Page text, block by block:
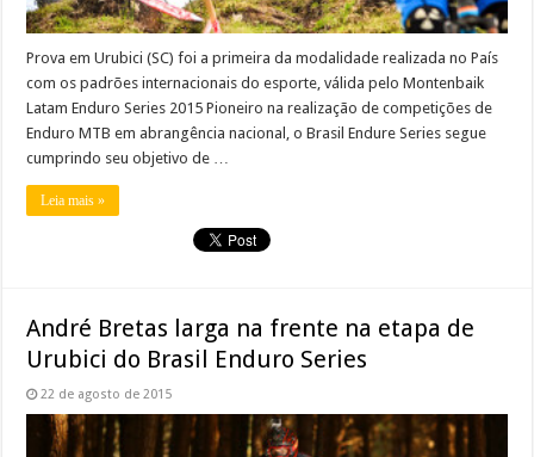
Prova em Urubici (SC) foi a primeira da modalidade realizada no País
com os padrões internacionais do esporte, válida pelo Montenbaik
Latam Enduro Series 2015 Pioneiro na realização de competições de
Enduro MTB em abrangência nacional, o Brasil Endure Series segue
cumprindo seu objetivo de …
Leia mais »
André Bretas larga na frente na etapa de
Urubici do Brasil Enduro Series
22 de agosto de 2015